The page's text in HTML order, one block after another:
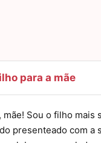
para a mãe
mãe! Sou o filho mais
presenteado com a